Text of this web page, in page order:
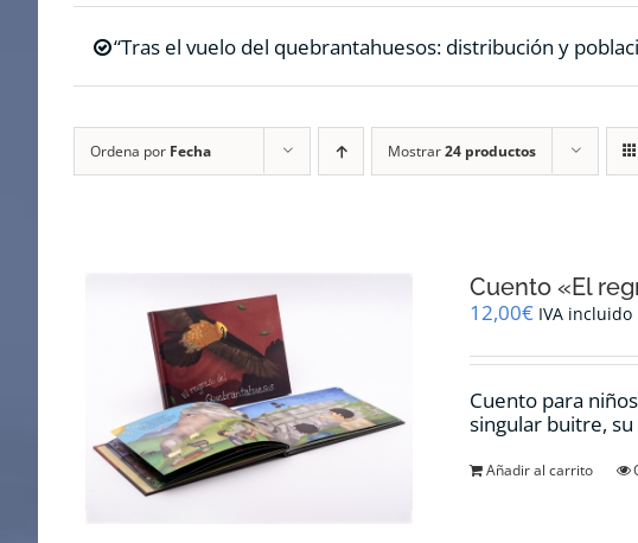
“Tras el vuelo del quebrantahuesos: distribución y
Ordena por Fecha Mostrar24 productos
Cuento «El
12,00€ IVA incluido
Cuento para
singular buitre,
Añadir al carrito